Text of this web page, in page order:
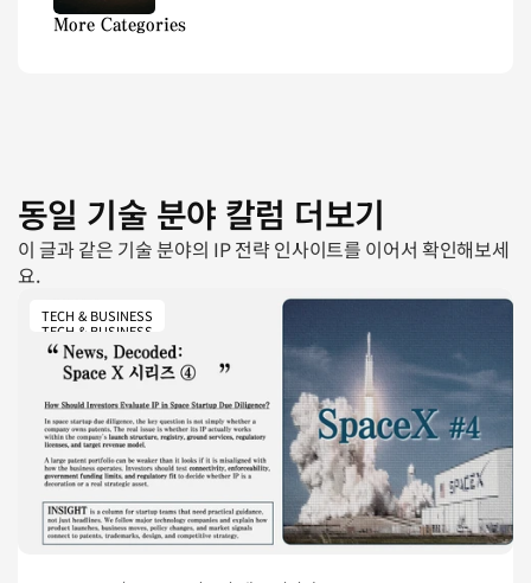
More Categories
동일 기술 분야 칼럼 더보기
이 글과 같은 기술 분야의 IP 전략 인사이트를 이어서 확인해보세
요.
TECH & BUSINESS
TECH & BUSINESS